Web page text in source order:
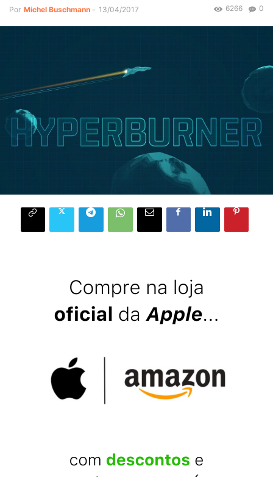
Por Michel Buschmann - 13/04/2017 0
6266